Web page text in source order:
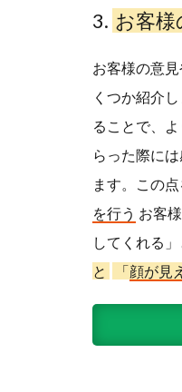
3. お客
お客様の意
くつか紹介し
ることで、
らった際に
ます。この
を行う お客
してくれる
と
「顔が見